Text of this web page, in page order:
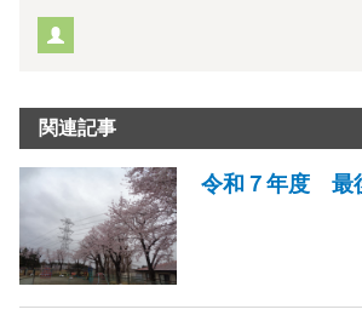
関連記事
令和７年度 最